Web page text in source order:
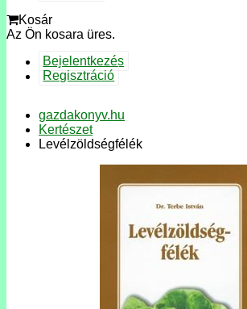
Kosár
Az Ön kosara üres.
Bejelentkezés
Regisztráció
gazdakonyv.hu
Kertészet
Levélzöldségfélék